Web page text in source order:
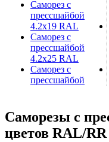
Саморез с
прессшайбой
4.2х19 RAL
Саморез с
прессшайбой
4.2х25 RAL
Саморез с
прессшайбой
Саморезы с
цветов RAL/RR